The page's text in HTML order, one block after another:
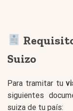
Suizo
Para tramitar tu
siguientes
suiza de tu país: